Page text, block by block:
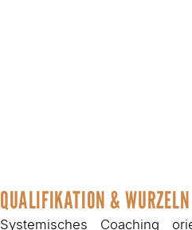
QUALIFIKATION & WURZELN
Systemisches Coaching